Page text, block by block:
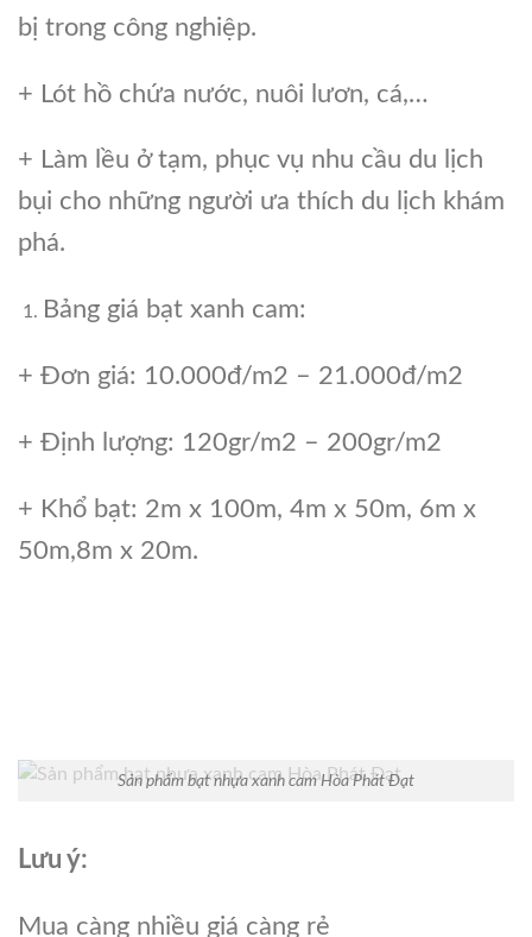
bị trong công nghiệp.
+ Lót hồ chứa nước, nuôi lươn, cá,…
+ Làm lều ở tạm, phục vụ nhu cầu du lịch
bụi cho những người ưa thích du lịch khám
phá.
Bảng giá bạt xanh cam:
+ Đơn giá: 10.000đ/m2 – 21.000đ/m2
+ Định lượng: 120gr/m2 – 200gr/m2
+ Khổ bạt: 2m x 100m, 4m x 50m, 6m x
50m,8m x 20m.
Sản phẩm bạt nhựa xanh cam Hòa Phát Đạt
Lưu ý:
Mua càng nhiều giá càng rẻ